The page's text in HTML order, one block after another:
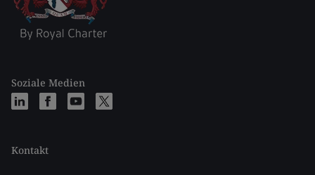
Soziale Medien
Kontakt